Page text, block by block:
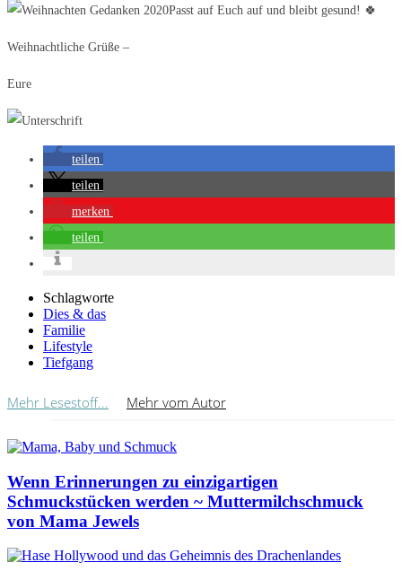
Passt auf Euch auf und bleibt gesund! 🍀
Weihnachtliche Grüße –
Eure
teilen
teilen
merken
teilen
Schlagworte
Dies & das
Familie
Lifestyle
Tiefgang
Mehr Lesestoff... Mehr vom Autor
Wenn Erinnerungen zu einzigartigen
Schmuckstücken werden ~ Muttermilchschmuck
von Mama Jewels